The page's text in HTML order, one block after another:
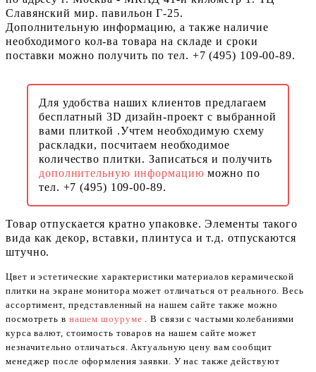
Славянский мир. павильон Г-25.
Дополнительную информацию, а также наличие
необходимого кол-ва товара на складе и сроки
поставки можно получить по тел. +7 (495) 109-00-89.
Для удобства наших клиентов предлагаем
бесплатный 3D дизайн-проект с выбранной
вами плиткой .Учтем необходимую схему
раскладки, посчитаем необходимое
количество плитки. Записаться и получить
дополнительную информациюможно по
тел. +7 (495) 109-00-89.
Товар отпускается кратно упаковке. Элементы такого
вида как декор, вставки, плинтуса и т.д. отпускаются
штучно.
Цвет и эстетические характеристики материалов керамической
плитки на экране монитора может отличаться от реального. Весь
ассортимент, представленный на нашем сайте также можно
посмотреть в нашем шоуруме . В связи с частыми колебаниями
курса валют, стоимость товаров на нашем сайте может
незначительно отличаться. Актуальную цену вам сообщит
менеджер после оформления заявки. У нас также действуют